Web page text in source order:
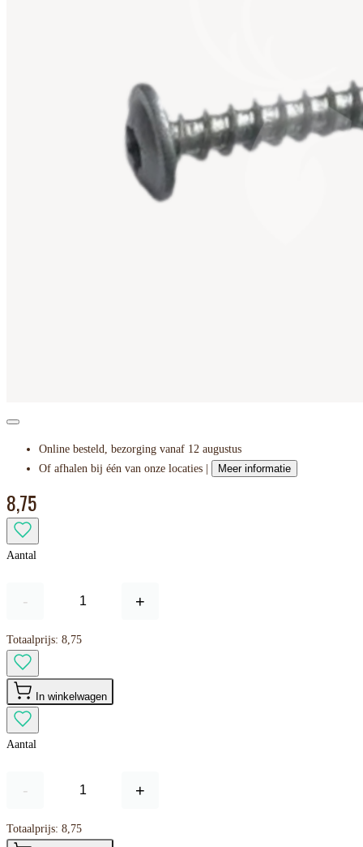
Online besteld, bezorging vanaf 12 augustus
Of afhalen bij één van onze locaties |
Meer informatie
8,75
Aantal
- +
Totaalprijs: 8,75
In winkelwagen
Aantal
- +
Totaalprijs: 8,75